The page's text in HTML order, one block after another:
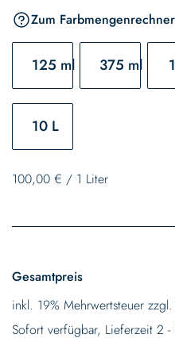
Zum Farbmengenrechner
125 ml 375 ml
10 L
100,00 € / 1 Liter
Gesamtpreis
inkl. 19% Mehrwertsteuer zzgl.
Sofort verfügbar, Lieferzeit 2 -